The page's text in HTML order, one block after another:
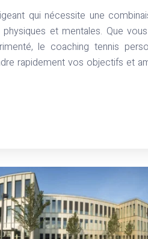
qui nécessite une
et mentales. Que
le coaching tennis
rapidement vos objectifs et